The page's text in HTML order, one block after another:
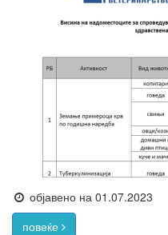
објавено на 01.07.2023
повеќе